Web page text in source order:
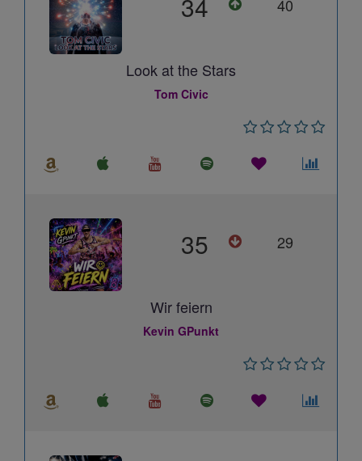
40
Look at the Stars
Tom Civic
35 29
Wir feiern
Kevin GPunkt